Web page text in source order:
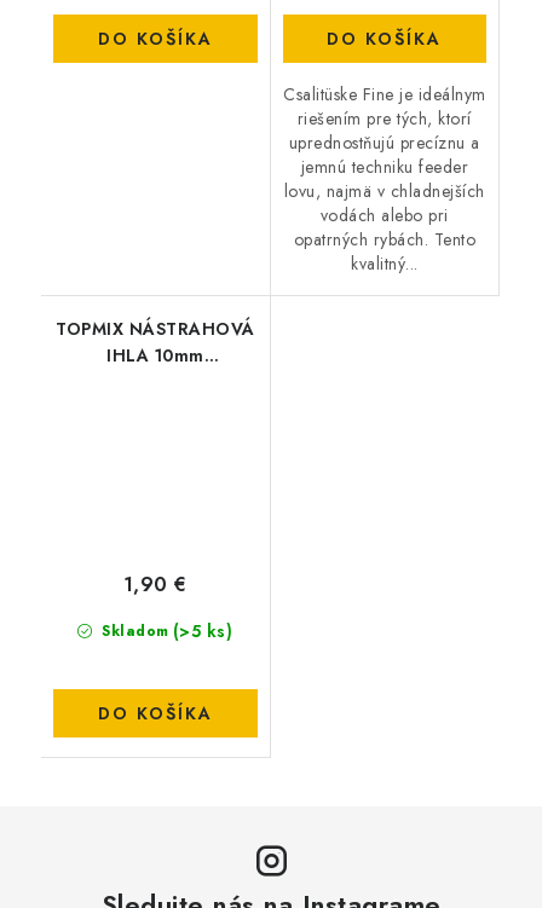
DO KOŠÍKA DO KOŠÍKA
Csalitüske Fine je ideálnym
riešením pre tých, ktorí
uprednostňujú precíznu a
jemnú techniku feeder
lovu, najmä v chladnejších
vodách alebo pri
opatrných rybách. Tento
kvalitný...
TOPMIX NÁSTRAHOVÁ
IHLA 10mm
Skladom (>5 ks)
1,90 €
DO KOŠÍKA